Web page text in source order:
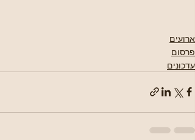
ארועים
פרסום
עדכונים